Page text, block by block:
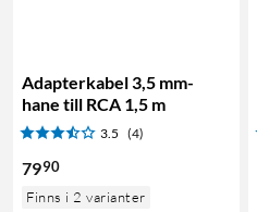
Adapterkabel 3,5 mm-
hane till RCA 1,5 m
3.5 (4)
7990
Finns i 2 varianter